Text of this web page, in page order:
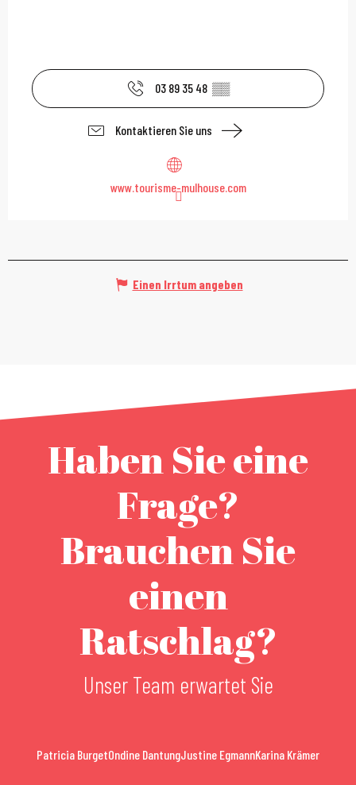
03 89 35 48 ▒▒
Kontaktieren Sie uns
www.tourisme-mulhouse.com
Einen Irrtum angeben
Haben Sie eine
Frage?
Brauchen Sie
einen
Ratschlag?
Unser Team erwartet Sie
Patricia BurgetOndine DantungJustine EgmannKarina Krämer